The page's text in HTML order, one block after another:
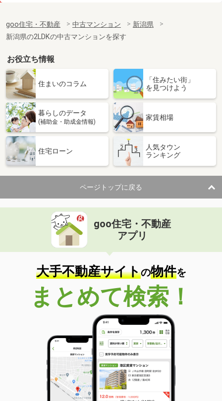
専有面積 65.43m²
間取り
2LDK
新潟県新潟市中央区東幸町
価 格
770万円
新潟県新潟市中央区東幸町
専有面積 46.89m²
間取り
新潟県新潟市中央区本町通５番町
2,200万円
住 所
新潟県新潟市中央区本町通５番町
専有面積 87.3m²
間取り
4LDK
新潟県新潟市中央区近江２
価 格
1,950万円
住 所
新潟県新潟市中央区近江２
専有面積 70.35m²
間取り
3LDK
goo住宅・不動産 中古マンション
新潟県
新潟県の2LDKの中古マンションを探す
お役立ち情報
住まいのコラム
「住みたい街」
を見つけよう
暮らしのデータ
(補助金・助成金情報)
家賃相場
住宅ローン
人気タウン
ランキング
ページトップに戻る
goo住宅・不動産
アプリ
大手不動産サイトの物件を
まとめて検索！